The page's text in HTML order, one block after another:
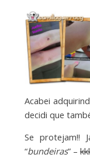
Acabei
decidi que
Se protejam!!
“bundeiras” –